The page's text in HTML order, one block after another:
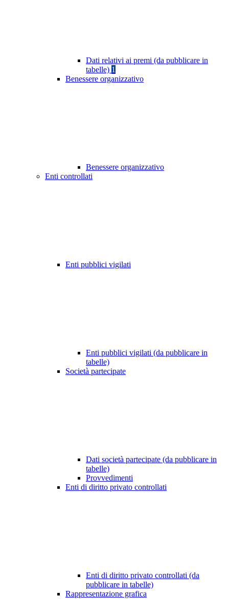
Dati relativi ai premi (da pubblicare in
tabelle) 1
Benessere organizzativo
Benessere organizzativo
Enti controllati
Enti pubblici vigilati
Enti pubblici vigilati (da pubblicare in
tabelle)
Società partecipate
Dati società partecipate (da pubblicare in
tabelle)
Provvedimenti
Enti di diritto privato controllati
Enti di diritto privato controllati (da
pubblicare in tabelle)
Rappresentazione grafica